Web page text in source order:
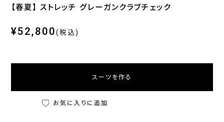
【春夏】 ストレッチ グレーガンクラブチェック
¥52,800(税込)
スーツを作る
お気に入りに追加